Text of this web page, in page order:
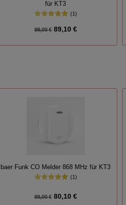
für KT3
(1)
99,00 €89,10 €
baer Funk CO Melder 868 MHz für KT3
(1)
89,00 €80,10 €